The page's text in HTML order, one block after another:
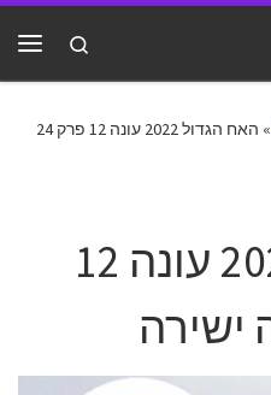
דלג לתוכן
Search
»
האח הגדול 2022 עונה 12 פרק 24
האח הגדול 2022 עונה 12